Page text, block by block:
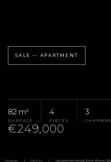
SALE — APARTMENT
82 m²
SURFACE
4
PIÈCES
3
€249,000
Homepage Pays D'Aix Sale Apartment Marseille 12ème, 4 Rooms, 3